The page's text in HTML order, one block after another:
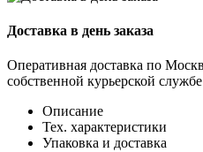
Доставка в день заказа
Оперативная доставка по
собственной курьерской службе
Описание
Тех. характеристики
Упаковка и доставка